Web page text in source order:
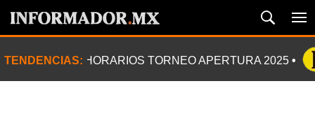
TENDENCIAS: HORARIOS TORNEO APERTURA 2025